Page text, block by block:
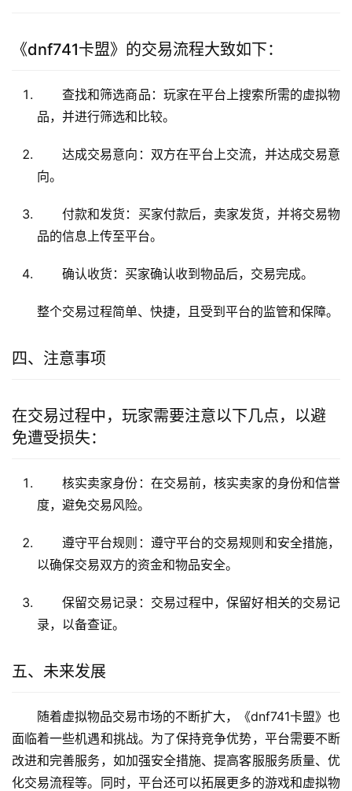
《dnf741卡盟》的交易流程大致如下：
查找和筛选商品：玩家在平台上搜索所需的虚拟物
品，并进行筛选和比较。
达成交易意向：双方在平台上交流，并达成交易意
向。
付款和发货：买家付款后，卖家发货，并将交易物
品的信息上传至平台。
确认收货：买家确认收到物品后，交易完成。
整个交易过程简单、快捷，且受到平台的监管和保障。
四、注意事项
在交易过程中，玩家需要注意以下几点，以避
免遭受损失：
核实卖家身份：在交易前，核实卖家的身份和信誉
度，避免交易风险。
遵守平台规则：遵守平台的交易规则和安全措施，
以确保交易双方的资金和物品安全。
保留交易记录：交易过程中，保留好相关的交易记
录，以备查证。
五、未来发展
随着虚拟物品交易市场的不断扩大，《dnf741卡盟》也
面临着一些机遇和挑战。为了保持竞争优势，平台需要不断
改进和完善服务，如加强安全措施、提高客服服务质量、优
化交易流程等。同时，平台还可以拓展更多的游戏和虚拟物